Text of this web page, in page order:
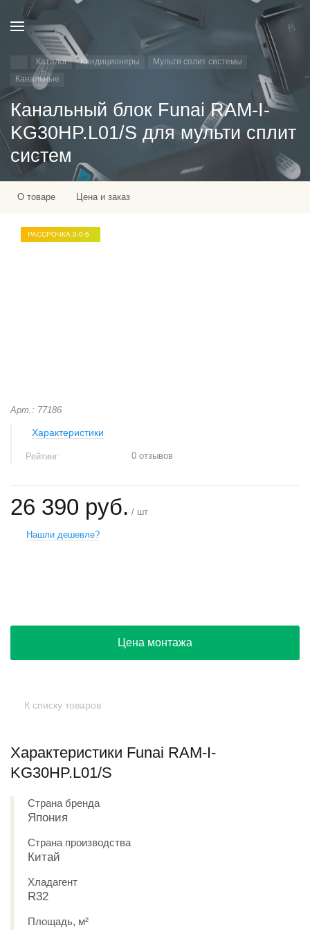
Каталог Кондиционеры
Мульти сплит системы
Канальные
Канальный блок Funai RAM-I-
KG30HP.L01/S для мульти сплит
систем
О товаре Цена и заказ
РАССРОЧКА 0-0-6
Арт.: 77186
Характеристики
Рейтинг: 0 отзывов
26 390 руб. / шт
Нашли дешевле?
Цена монтажа
К списку товаров
Характеристики Funai RAM-I-
KG30HP.L01/S
Страна бренда
Япония
Страна производства
Китай
Хладагент
R32
Площадь, м²